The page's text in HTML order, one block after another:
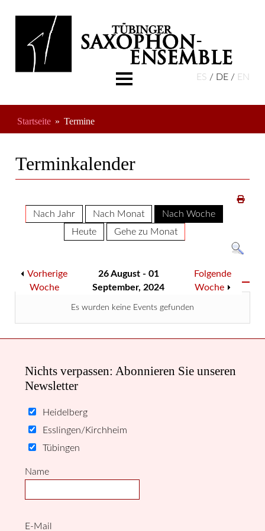
ES DE EN
Freundeskreis
Startseite Termine
Terminkalender
Nach Jahr Nach Monat
Nach Woche
Heute
Gehe zu Monat
Vorherige
Woche
26 August - 01
September, 2024
Folgende
Woche
Es wurden keine Events gefunden
Nichts verpassen: Abonnieren Sie unseren
Newsletter
Heidelberg
Esslingen/Kirchheim
Tübingen
Name
E-Mail